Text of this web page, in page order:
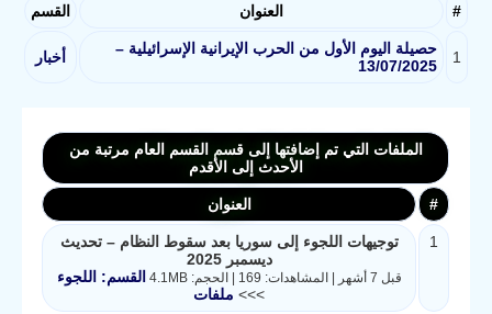
# العنوان القسم
1
حصيلة اليوم الأول من الحرب الإيرانية الإسرائيلية –
13/07/2025
أخبار
الملفات التي تم إضافتها إلى قسم القسم العام مرتبة من
الأحدث إلى الأقدم
# العنوان
1
توجيهات اللجوء إلى سوريا بعد سقوط النظام – تحديث
ديسمبر 2025
قبل 7 أشهر | المشاهدات: 169 | الحجم: 4.1MB
القسم: اللجوء
>>> ملفات